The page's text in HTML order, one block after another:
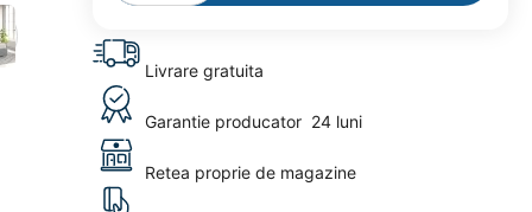
Livrare gratuita
Garantie producator 24 luni
Retea proprie de magazine